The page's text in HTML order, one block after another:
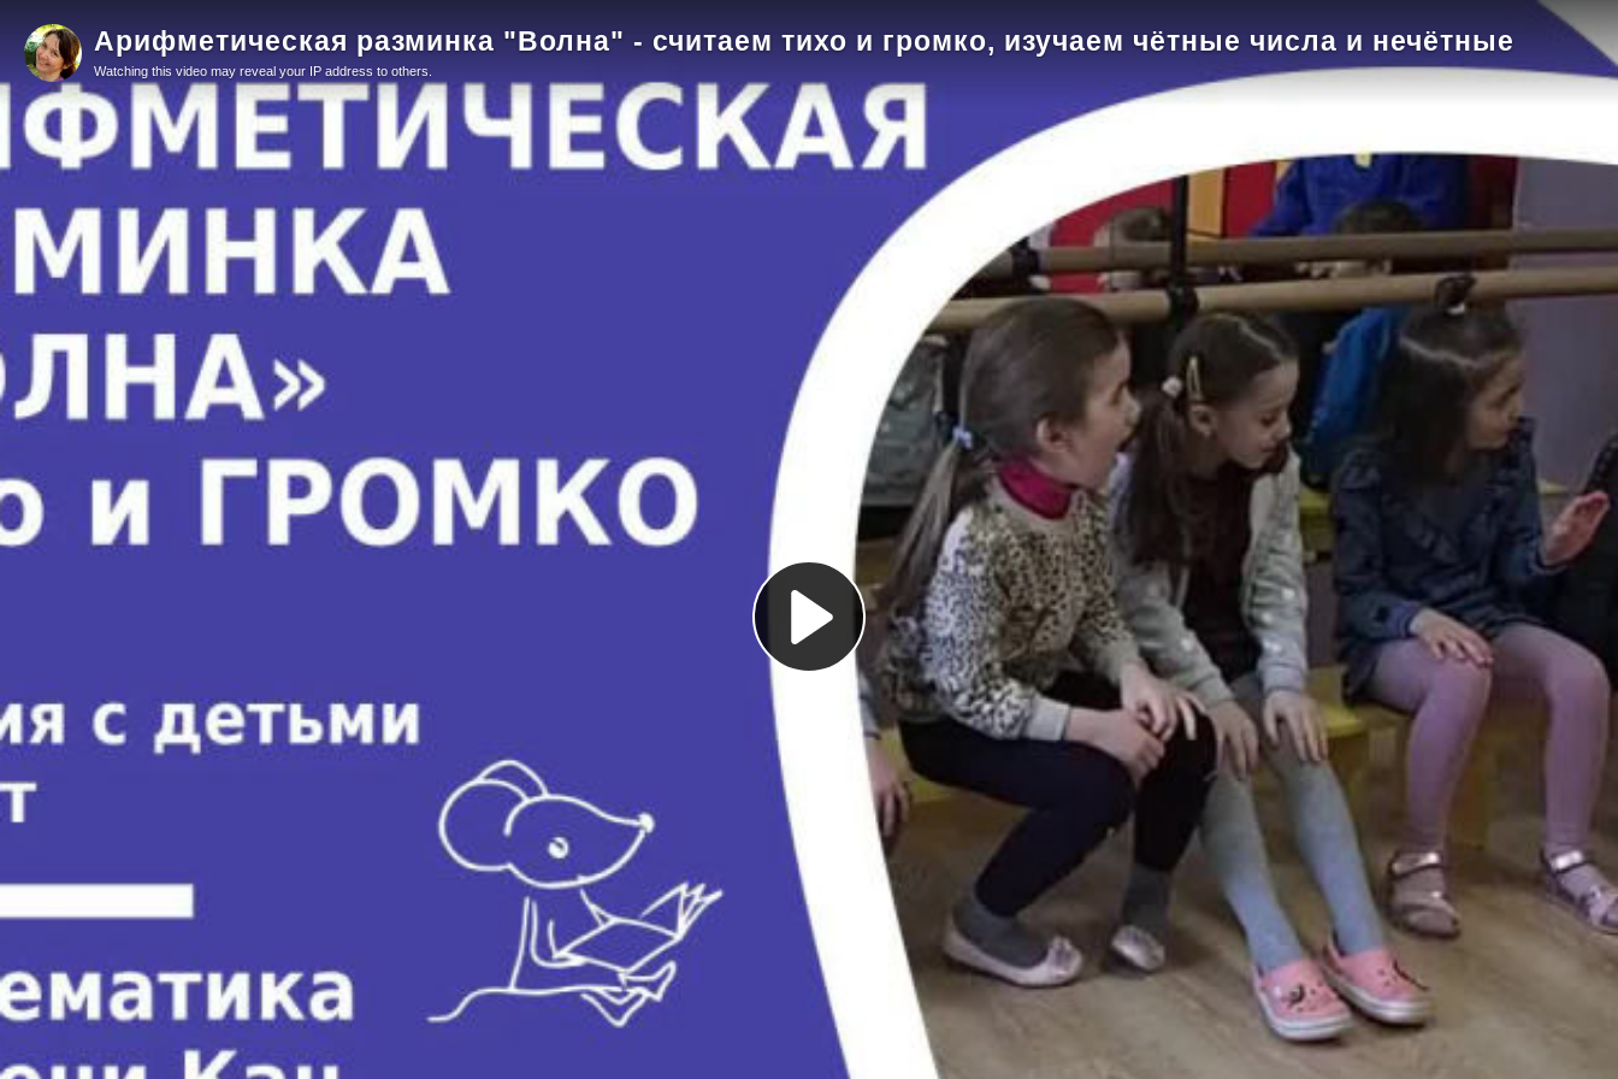
Play
Video
Арифметическая разминка "Волна" - считаем тихо и громко, изучаем чётные числа и нечётные
Watching this video may reveal your IP address to others.